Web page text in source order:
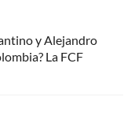
y Alejandro
La FCF